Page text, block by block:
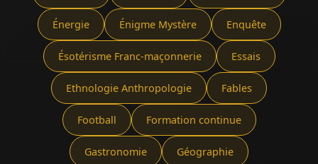
Énergie Énigme Mystère Enquête
Ésotérisme Franc-maçonnerie Essais
Ethnologie Anthropologie Fables
Football Formation continue
Gastronomie Géographie